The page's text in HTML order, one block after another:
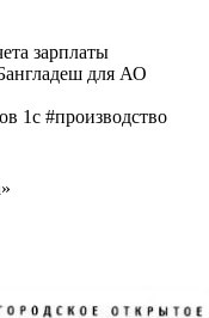
зарплаты
для АО
1с #производство